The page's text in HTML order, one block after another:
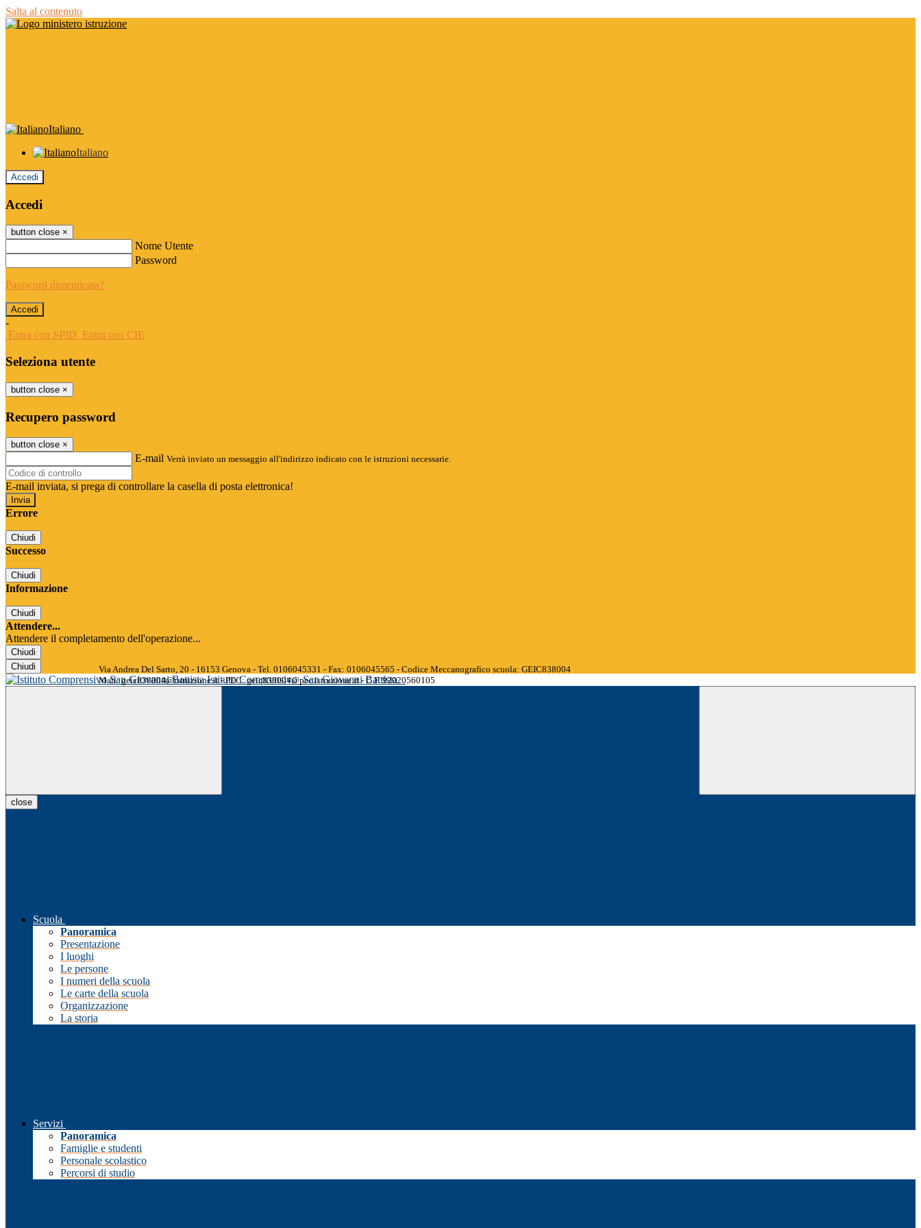
Salta al contenuto
Italiano
Italiano
Accedi
Accedi
button close ×
Nome Utente
Password
Password dimenticata?
-
Entra con SPID Entra con CIE
Seleziona utente
button close ×
Recupero password
button close ×
E-mail Verrà inviato un messaggio all'indirizzo indicato con le istruzioni necessarie.
E-mail inviata, si prega di controllare la casella di posta elettronica!
Errore
Chiudi
Successo
Chiudi
Informazione
Chiudi
Attendere...
Attendere il completamento dell'operazione...
Chiudi
Chiudi
Istituto Comprensivo San Giovanni Battista
Via Andrea Del Sarto, 20 - 16153 Genova - Tel. 0106045331 - Fax: 0106045565 - Codice Meccanografico scuola: GEIC838004
Mail: geic838004@istruzione.it - PEC: geic838004@pec.istruzione.it - C.F. 92020560105
close
Scuola
Panoramica
Presentazione
I luoghi
Le persone
I numeri della scuola
Le carte della scuola
Organizzazione
La storia
Servizi
Panoramica
Famiglie e studenti
Personale scolastico
Percorsi di studio